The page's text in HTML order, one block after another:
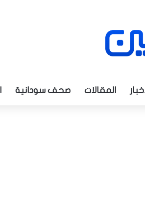
المقالات صحف سودانية